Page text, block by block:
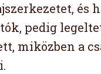
és
pedig
miközben a